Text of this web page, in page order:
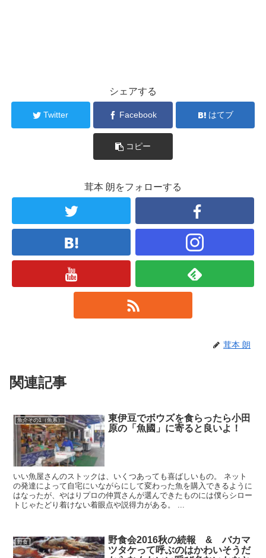
シェアする
Twitter Facebook はてブ
コピー
茸本 朗をフォローする
茸本 朗
関連記事
魚介その1（魚系）
東伊豆でボウズを食らったら小田
原の「魚國」に寄ると良いよ！
いい魚屋さんのストックは、いくつあっても喜ばしいもの。 ネット
の発達によって自宅にいながらにして変わった魚を購入できるように
はなったが、やはりプロの仲買さんが選んできたものには僕らシロー
トじゃたどり着けない着眼点や説得力がある。 ...
野食
野食会2016秋の続報 & バカマ
ツタケって呼ぶのはかわいそうだ